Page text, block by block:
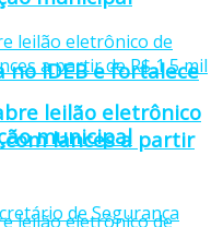
no IDEB e fortalece
municipal
leilão eletrônico
com lances a partir